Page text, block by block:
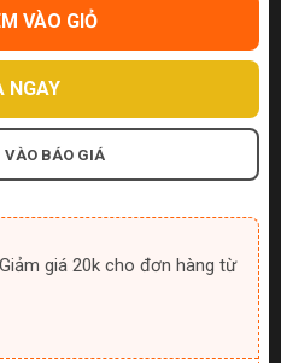
VÀO GIỎ
NGAY
VÀO BÁO GIÁ